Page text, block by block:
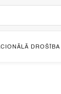
DROŠĪBA